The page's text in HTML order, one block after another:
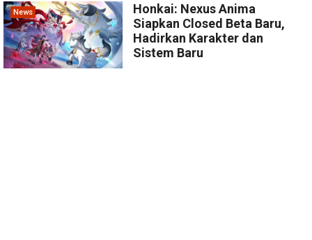
News
Honkai: Nexus Anima
Siapkan Closed Beta Baru,
Hadirkan Karakter dan
Sistem Baru